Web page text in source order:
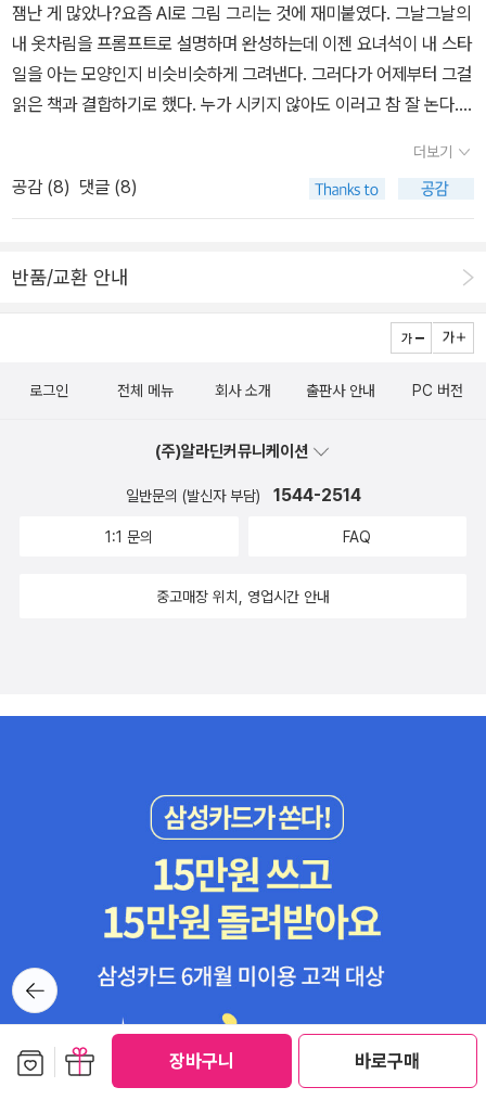
장바구니 바로구매
로 학습을 합니다. 이 때, 윤리에 어긋나는 표현(혐오나 차별도 포함
해서)을 거르지 않고 무분별하게 학습을 시키기 때문에 벌어진 일이
아닐까요? 거기에 인공지능을 사용하는 사람이 잘못됐다고 인식하지
않고 받아들이고 활용할 때 문제는 더욱 커집니다. 인터넷과 디지털
점차 낮아지고 있습니다. 미성년자를 위한 시스템이 존재한다고 해도
완벽하게 막을 수는 없겠지요. 그런 표현에 익숙해지는 아이들이 어
른이 됐을 때 세상은 어떻게 변할까요? 이미 온갖 미디어 매체를 통
인지 모르고 받아들였습니다. 그 사실을 나이가 들고 나서 깨달아 많
이 창피합니다. 인공지능의 개입이 없었던 어린 시절의 저도 그랬는
데, 인공지능이 개입된 지식이 온라인으로 순식간에 퍼지는 요즘 아
이들은 어떤 환경에 놓여 있는지 궁금해집니다. 인공지능을 개발하
있는 사회가 되기를 간절히 바랍니다. 윤리 의식이 결여된 인공지능
잼난 게 많았나?요즘 AI로 그림 그리는 것에 재미붙였다. 그날그날의
내 옷차림을 프롬프트로 설명하며 완성하는데 이젠 요녀석이 내 스타
일을 아는 모양인지 비슷비슷하게 그려낸다. 그러다가 어제부터 그걸
읽은 책과 결합하기로 했다. 누가 시키지 않아도 이러고 참 잘 논다. 1.
밌는 것 같다. 이 소설은 라플라스 시리즈로, 요즘 화두인 AI를 수사에
끌어오는 문제를 다룬다. 사방의 CCTV도 어느새 적응되었듯 그 역
시 적응되겠지만, 한 번 멈춰 생각해 볼 가치가 있는 질문이다. 재미도
익숙한데, 그 대국의 기원을 몽골지배기로 진단했다. 정복당하며 대
는 옳고 그름을 떠나 무섭다. 대국이란 무엇인지, 과거 대국의 풍모는
더보기
공감 (8) 댓글 (8)
반품/교환 안내
뒤로가
기
로그인 전체 메뉴 회사 소개 출판사 안내 PC 버전
(주)알라딘커뮤니케이션
일반문의 (발신자 부담) 1544-2514
1:1 문의 FAQ
중고매장 위치, 영업시간 안내